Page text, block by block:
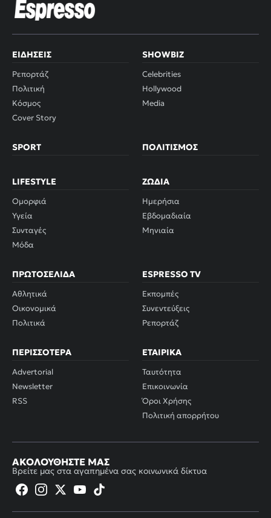
ΕΙΔΉΣΕΙΣ
Ρεπορτάζ
Πολιτική
Κόσμος
Cover Story
SHOWBIZ
Celebrities
Hollywood
Media
SPORT ΠΟΛΙΤΙΣΜΌΣ
LIFESTYLE
Ομορφιά
Υγεία
Συνταγές
Μόδα
ΖΏΔΙΑ
Ημερήσια
Εβδομαδιαία
Μηνιαία
ΠΡΩΤΟΣΈΛΙΔΑ
Αθλητικά
Οικονομικά
Πολιτικά
ESPRESSO TV
Εκπομπές
Συνεντεύξεις
Ρεπορτάζ
ΠΕΡΙΣΣΌΤΕΡΑ
Advertorial
Newsletter
RSS
ΕΤΑΙΡΙΚΆ
Ταυτότητα
Επικοινωνία
Όροι Χρήσης
Πολιτική απορρήτου
ΑΚΟΛΟΥΘΉΣΤΕ ΜΑΣ
Βρείτε μας στα αγαπημένα σας κοινωνικά δίκτυα